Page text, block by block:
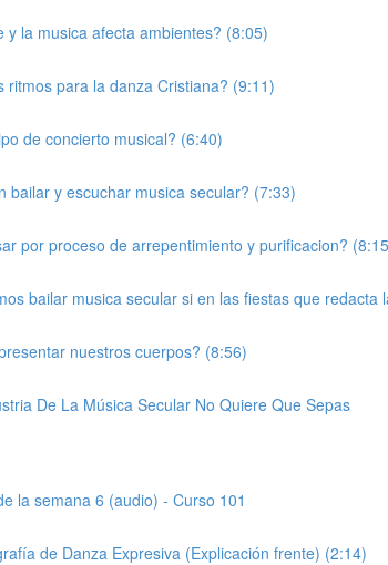
la musica afecta ambientes? (8:05)
ritmos para la danza Cristiana? (9:11)
de concierto musical? (6:40)
bailar y escuchar musica secular? (7:33)
por proceso de arrepentimiento y purificacion?
bailar musica secular si en las fiestas que redacta
nuestros cuerpos? (8:56)
De La Música Secular No Quiere Que Sepas
la semana 6 (audio) - Curso 101
de Danza Expresiva (Explicación frente) (2:14)